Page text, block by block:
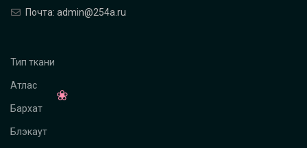
Почта: admin@254a.ru
Тип ткани
Атлас
Бархат
Блэкаут